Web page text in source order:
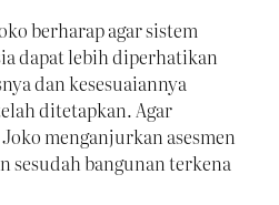
berharap agar sistem
dapat lebih diperhatikan
dan kesesuaiannya
ditetapkan. Agar
menganjurkan asesmen
sesudah bangunan terkena